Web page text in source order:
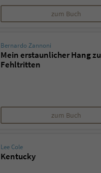
zum Buch
Bernardo Zannoni
Mein erstaunlicher Hang zu
Fehltritten
zum Buch
Lee Cole
Kentucky